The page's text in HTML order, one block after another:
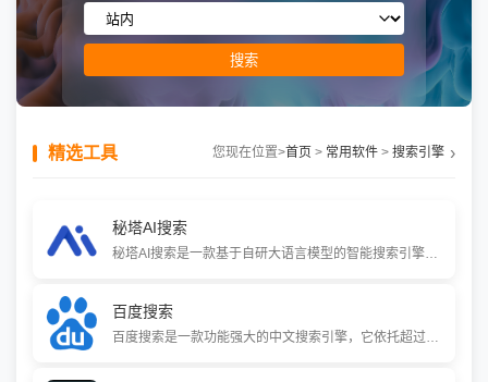
搜索
精选工具 您现在位置>首页 > 常用软件 > 搜索引擎
秘塔AI搜索
百度搜索